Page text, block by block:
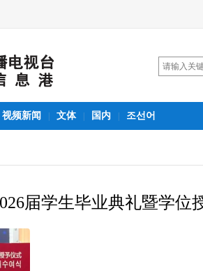
视频新闻 文体 国内 조선어
届学生毕业典礼暨学位